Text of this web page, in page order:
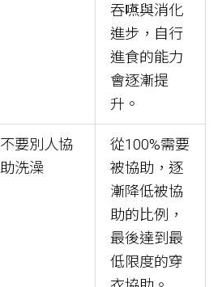
吞嚥與消化
進步，自行
進食的能力
會逐漸提
升。
不要別人協
助洗澡
從100%需要
被協助，逐
漸降低被協
助的比例，
最後達到最
低限度的穿